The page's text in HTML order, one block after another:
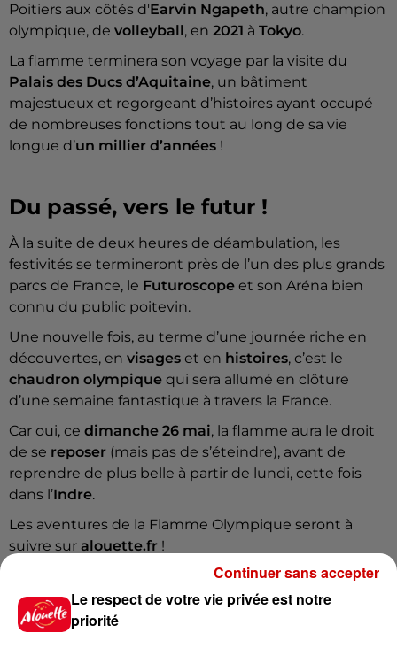
Poitiers aux côtés d'Earvin Ngapeth, autre champion
olympique, de volleyball , en 2021 à Tokyo.
La flamme terminera son voyage par la visite du
Palais des Ducs d’Aquitaine, un bâtiment
majestueux et regorgeant d’histoires ayant occupé
de nombreuses fonctions tout au long de sa vie
longue d’un millier d’années !
Du passé, vers le futur !
À la suite de deux heures de déambulation, les
festivités se termineront près de l’un des plus grands
parcs de France, le Futuroscope et son Aréna bien
connu du public poitevin.
Une nouvelle fois, au terme d’une journée riche en
découvertes, en visages et en histoires, c’est le
chaudron olympique qui sera allumé en clôture
d’une semaine fantastique à travers la France.
Car oui, ce dimanche 26 mai, la flamme aura le droit
de se reposer (mais pas de s’éteindre), avant de
reprendre de plus belle à partir de lundi, cette fois
dans l’Indre.
Les aventures de la Flamme Olympique seront à
suivre sur alouette.fr !
Le respect de votre vie privée est notre
priorité
Continuer sans accepter